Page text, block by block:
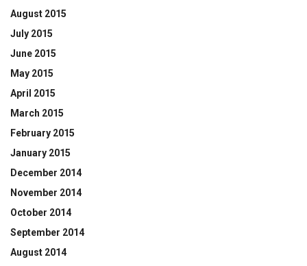
August 2015
July 2015
June 2015
May 2015
April 2015
March 2015
February 2015
January 2015
December 2014
November 2014
October 2014
September 2014
August 2014